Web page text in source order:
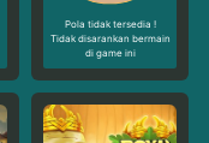
Pola tidak tersedia !
Tidak disarankan bermain
di game ini